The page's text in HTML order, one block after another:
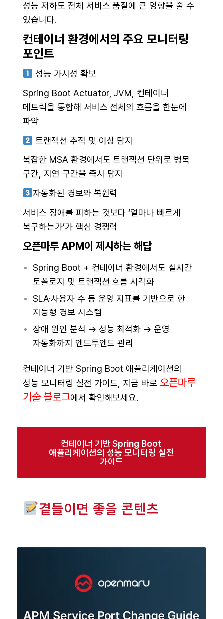
성능 저하도 전체 서비스 품질에 큰 영향을 줄 수
있습니다.
컨테이너 환경에서의 주요 모니터링
포인트
성능 가시성 확보
Spring Boot Actuator, JVM, 컨테이너
메트릭을 통합해 서비스 전체의 흐름을 한눈에
파악
트랜잭션 추적 및 이상 탐지
복잡한 MSA 환경에서도 트랜잭션 단위로 병목
구간, 지연 구간을 즉시 탐지
자동화된 경보와 복원력
서비스 장애를 피하는 것보다 ‘얼마나 빠르게
복구하는가’가 핵심 경쟁력
오픈마루 APM이 제시하는 해답
Spring Boot + 컨테이너 환경에서도 실시간
토폴로지 및 트랜잭션 흐름 시각화
SLA·사용자 수 등 운영 지표를 기반으로 한
지능형 경보 시스템
장애 원인 분석 → 성능 최적화 → 운영
자동화까지 엔드투엔드 관리
컨테이너 기반 Spring Boot 애플리케이션의
성능 모니터링 실전 가이드, 지금 바로 오픈마루
기술 블로그에서 확인해보세요.
컨테이너 기반 Spring Boot
애플리케이션의 성능 모니터링 실전
가이드
곁들이면 좋을 콘텐츠